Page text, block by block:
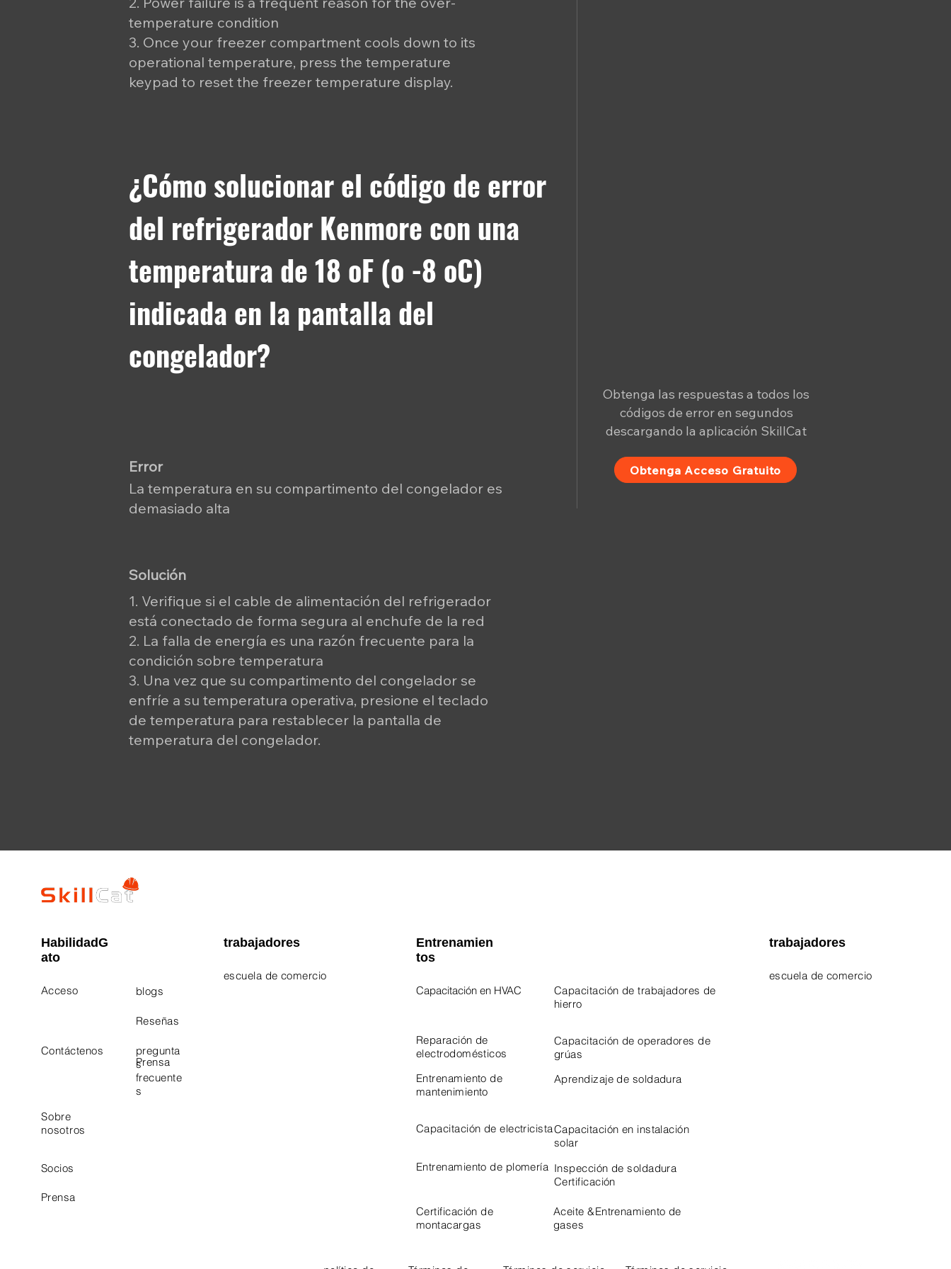
temperature condition
3. Once your freezer compartment cools down to its
operational temperature, press the temperature
keypad to reset the freezer temperature display.
¿Cómo solucionar el código de error
del refrigerador Kenmore con una
temperatura de 18 oF (o -8 oC)
indicada en la pantalla del
congelador?
Obtenga las respuestas a todos los
códigos de error en segundos
descargando la aplicación SkillCat
Error
La temperatura en su compartimento del congelador es
demasiado alta
Solución
1. Verifique si el cable de alimentación del refrigerador
está conectado de forma segura al enchufe de la red
2. La falla de energía es una razón frecuente para la
condición sobre temperatura
3. Una vez que su compartimento del congelador se
enfríe a su temperatura operativa, presione el teclado
de temperatura para restablecer la pantalla de
temperatura del congelador.
Obtenga Acceso Gratuito
HabilidadG
ato
Acceso
Contáctenos
blogs
Reseñas
pregunta
s
frecuente
s
Sobre
nosotros
Socios
Prensa
Prensa
trabajadores
escuela de comercio
Entrenamien
tos
Capacitación en HVAC
Capacitación de trabajadores de
hierro
Reparación de
electrodomésticos
Capacitación de operadores de
grúas
Entrenamiento de
mantenimiento
Aprendizaje de soldadura
Capacitación de electricistaCapacitación en instalación
solar
Entrenamiento de plomería Inspección de soldadura
Certificación
Certificación de
montacargas
Aceite &Entrenamiento de
gases
trabajadores
escuela de comercio